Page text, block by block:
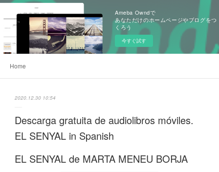
Ameba Owndで
あなただけのホームページやブログをつ
くろう
今すぐ試す
Home
2020.12.30 10:54
Descarga gratuita de audiolibros móviles.
EL SENYAL in Spanish
EL SENYAL de MARTA MENEU BORJA